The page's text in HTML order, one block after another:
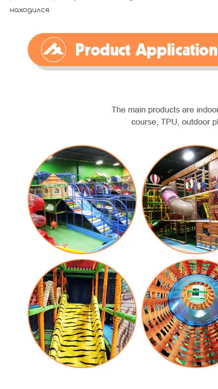
находился.